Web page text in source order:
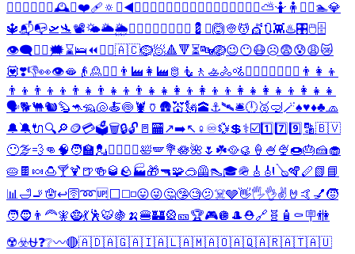
🧝‍♂️ 🧞‍♂️ 🧍‍♂️🕰️⚱️❤️‍🩹 🔅 ↙️◀️🕵️‍♀️ 🧝‍♀️ 🧞‍♀️ 🧍‍♀️ 🙆‍♂️ 👳‍♂️ 💆‍♂️ 💇‍♂️⛅🤷 🧍 🧎‍♂️🏊💎
🔱📬📭🛫🛬 📽️🌤️🌥️🌦️👳‍♀️ 💆‍♀️ 💇‍♀️ 🧎‍♀️ 💈 ✝️🙆👳💆 💇🔃👾♨️🎛️🖱️🗄️
👁️‍🗨️🧖‍♂️🗯️⌛🛌⏪ 🧖‍♀️🇦🇨🪹🧖🔺🔻 ⏳🔤🪺😉😶😷☹️😨😰😩😿
💟❣️👎👀👁️🫦 👴 🙎🧑‍⚕️ 👨‍🏭 👩‍🏭 🫅 🧜 🚶 🚣🚴🚵👩‍❤️‍💋‍👨 👩‍❤️‍👨 👨‍👩‍👦
👨‍👦 👨‍👦‍👦 👨‍👧 👨‍👧‍👦 👨‍👧‍👧 👩‍👦 👩‍👦‍👦 👩‍👧 👩‍👧‍👦 👩‍👧‍👧
🗣️🐕🐫🐿️🦫🦘🦡🐚🍝🍥 🦞 🏺 🛖💒🗽🕋⚓🛰️🛎️🕛🥈🤿🪄♠️♥️♦️♣️ 🧢
🔔 🔕🔌🔍🔎 🪙💳🗳️🗑️🔒🔓 🚪 🏧 ↗️➡️↖️ ♀️ ♾️💱💲⚕️☑️ 1️⃣ 7️⃣ 9️⃣ 🔡🇧🇻
😶‍🌫️💨 👊 🧠 🧑‍🏫 💂🧟‍♂️ 🧟‍♀️🛀🪽💐🪷🌺 🌷 ☘️🥘🥮 🍦 🍧 🍨🍩🎂🍰🧁
🥧 🍫 🍬🍮🍸🍹 🍺🍻🥃 🪨🏭🎁🔫🧩🥽🦺👠🎓🪖 🎸 🎻 🪕🪇🪈 📗 📘
📊 🛁🚬 🪬↩️🛜➿🆙 ⬜ ◻️◽😛😜🤔🤥🧐🫤☠️🩶👋🖐️👌✌️ 🤘 🤙 💅🧒
🧑🧔 👨‍🦰🧚🧌💃🕺🐯🍇 🍌 🍔🏰🎡🎫🏆🎮🪩 🎩⛑️🔗 🧬 🧴 ⚰️🪧🚻
☢️☣️⛎❓❔〰️🔴🇦🇩🇦🇬🇦🇮🇦🇱🇦🇲🇦🇴🇦🇶🇦🇷🇦🇹🇦🇺